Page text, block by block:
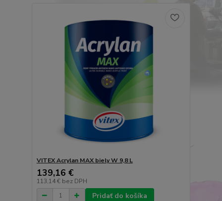
VITEX Acrylan MAX biely W 9,8 L
139,16 €
113,14 € bez DPH
Pridať do košíka